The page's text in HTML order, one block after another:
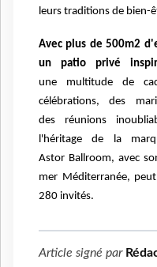
leurs traditions de bien-
Avec plus de 500m2
un patio privé
une multitude de
célébrations, des
des réunions
l'héritage de la
Astor Ballroom, avec
mer Méditerranée,
280 invités.
Article signé par